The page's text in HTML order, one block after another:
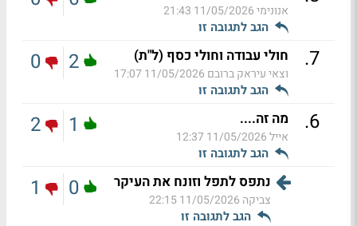
אנונימי11/05/2026 21:43
הגב לתגובה זו
7
. חולי עבודה וחולי כסף (ל"ת)
וצאי עיראק ברובם 11/05/2026 17:07
הגב לתגובה זו
2
0
6
. מה זה....
אייל11/05/2026 12:37
הגב לתגובה זו
1
2
נתפס לתפל וזונח את העיקר
צביקה 11/05/2026 22:15
הגב לתגובה זו
0
1